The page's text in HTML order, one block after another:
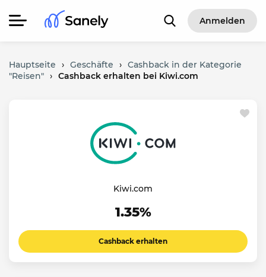
Anmelden
Hauptseite › Geschäfte › Cashback in der Kategorie
"Reisen" › Cashback erhalten bei Kiwi.com
Kiwi.com
1.35%
Cashback erhalten